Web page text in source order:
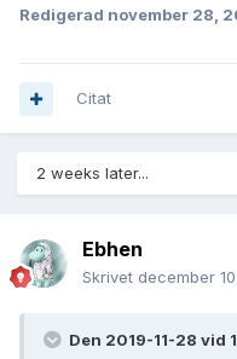
Redigerad november 28,
Citat
2 weeks later...
Ebhen
Skrivet december
Den 2019-11-28 vid